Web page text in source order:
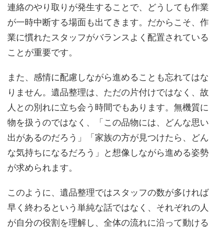
連絡のやり取りが発生することで、どうしても作業
が一時中断する場面も出てきます。だからこそ、作
業に慣れたスタッフがバランスよく配置されている
ことが重要です。
また、感情に配慮しながら進めることも忘れてはな
りません。遺品整理は、ただの片付けではなく、故
人との別れに立ち会う時間でもあります。無機質に
物を扱うのではなく、「この品物には、どんな思い
出があるのだろう」「家族の方が見つけたら、どん
な気持ちになるだろう」と想像しながら進める姿勢
が求められます。
このように、遺品整理ではスタッフの数が多ければ
早く終わるという単純な話ではなく、それぞれの人
が自分の役割を理解し、全体の流れに沿って動ける